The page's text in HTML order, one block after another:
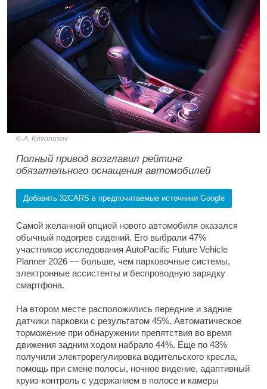
A. Krivonosov
Полный привод возглавил рейтинг
обязательного оснащения автомобилей
Добавить 32CARS в предпочитаемые источники Google
Самой желанной опцией нового автомобиля оказался
обычный подогрев сидений. Его выбрали 47%
участников исследования AutoPacific Future Vehicle
Planner 2026 — больше, чем парковочные системы,
электронные ассистенты и беспроводную зарядку
смартфона.
На втором месте расположились передние и задние
датчики парковки с результатом 45%. Автоматическое
торможение при обнаружении препятствия во время
движения задним ходом набрало 44%. Еще по 43%
получили электрорегулировка водительского кресла,
помощь при смене полосы, ночное видение, адаптивный
круиз-контроль с удержанием в полосе и камеры